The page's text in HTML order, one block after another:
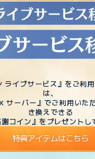
ライブサービス』をご利
は、
サーバー』でご利用いた
き換えできる
コイン』をプレゼントし
特典アイテムはこちら